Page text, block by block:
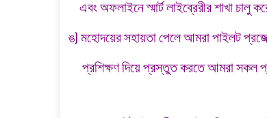
এবং অফলাইনে স্মার্ট লাইব্রেরীর শাখা চালু
ঙ) মহোদয়ের সহায়তা পেলে আমরা পাইলট
প্রশিক্ষণ দিয়ে প্রস্তুত করতে আমরা সকল